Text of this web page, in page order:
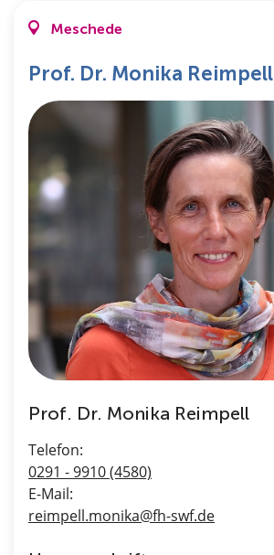
Meschede
Prof. Dr. Monika Reimpell
Prof. Dr. Monika Reimpell
Telefon:
0291 - 9910 (4580)
E-Mail:
reimpell.monika@fh-swf.de